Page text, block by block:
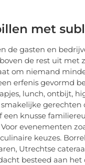
met
de gasten en
de rest uit
om niemand
erfenis gevormd
lunch, ontbijt,
knusse
evenementen
keuzes.
Utrechtse
besteed aan